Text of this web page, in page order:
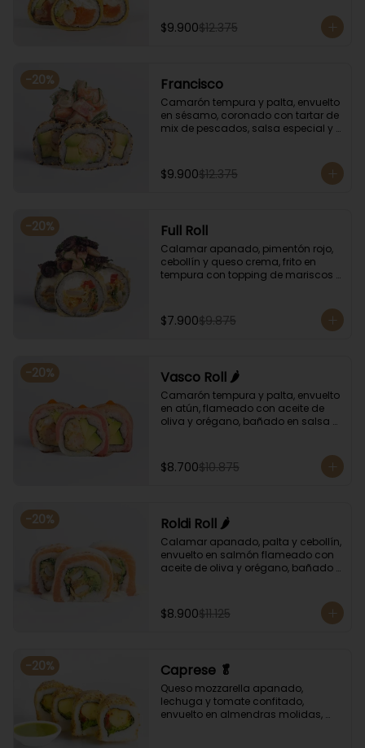
$9.900$12.375
-20% Francisco
Camarón tempura y palta, envuelto
en sésamo, coronado con tartar de
mix de pescados, salsa especial y
$9.900$12.375
-20% Full Roll
Calamar apanado, pimentón rojo,
cebollín y queso crema, frito en
tempura con topping de mariscos
$7.900$9.875
-20% Vasco Roll 🌶️
Camarón tempura y palta, envuelto
en atún, flameado con aceite de
oliva y orégano, bañado en salsa
$8.700$10.875
-20% Roldi Roll 🌶️
Calamar apanado, palta y cebollín,
envuelto en salmón flameado con
aceite de oliva y orégano, bañado
$8.900$11.125
-20% Caprese 🥬
Queso mozzarella apanado,
lechuga y tomate confitado,
envuelto en almendras molidas,